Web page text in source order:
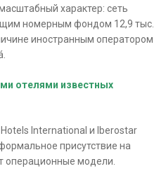
характер: сеть
номерным фондом 12,9 тыс.
иностранным оператором
отелями известных
International и Iberostar
присутствие на
операционные модели.